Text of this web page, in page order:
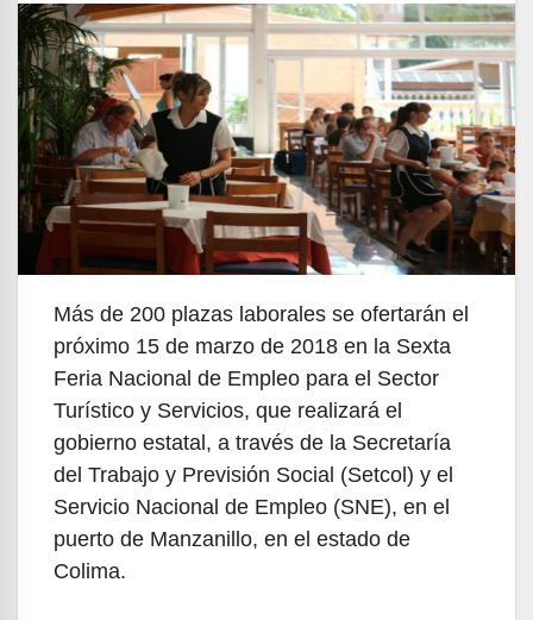
Más de 200 plazas laborales se ofertarán el
próximo 15 de marzo de 2018 en la Sexta
Feria Nacional de Empleo para el Sector
Turístico y Servicios, que realizará el
gobierno estatal, a través de la Secretaría
del Trabajo y Previsión Social (Setcol) y el
Servicio Nacional de Empleo (SNE), en el
puerto de Manzanillo, en el estado de
Colima.